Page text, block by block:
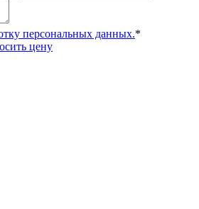
персональных данных.*
цену